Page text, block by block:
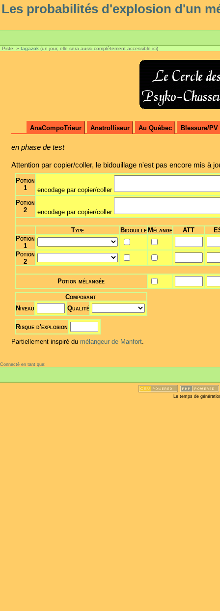
Les probabilités d'explosion d'un
Piste: » tagazok (un jour, elle sera aussi complètement accessible ici)
AnaCompoTrieur Anatrolliseur Au Québec Blessure/PV
en phase de test
Attention par copier/coller, le bidouillage n'est pas encore mis à
Potion
1
encodage par copier/coller
Potion
2
encodage par copier/coller
Type Bidouille Mélange ATT
Potion
1
Potion
2
Potion mélangée
Composant
Niveau
Qualité
Risque d'explosion
Partiellement inspiré du mélangeur de Manfort.
Connecté en tant que:
Le temps de